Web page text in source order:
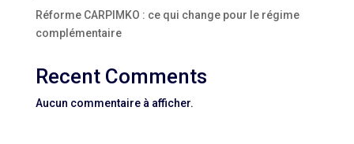
Réforme CARPIMKO : ce qui change pour le régime
complémentaire
Recent Comments
Aucun commentaire à afficher.